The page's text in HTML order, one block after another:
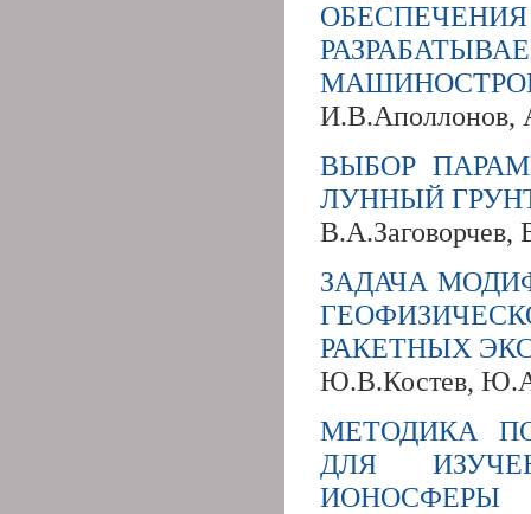
И.В.Аполлонов,
ВЫБОР
ЛУННЫЙ
В.А.Заговорчев,
ЗАДАЧА
РАКЕТНЫХ
Ю.В.Костев,
МЕТОДИКА
ДЛЯ